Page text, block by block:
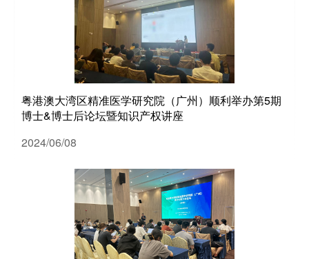
粤港澳大湾区精准医学研究院（广州）顺利举办第5期
博士&博士后论坛暨知识产权讲座
2024/06/08